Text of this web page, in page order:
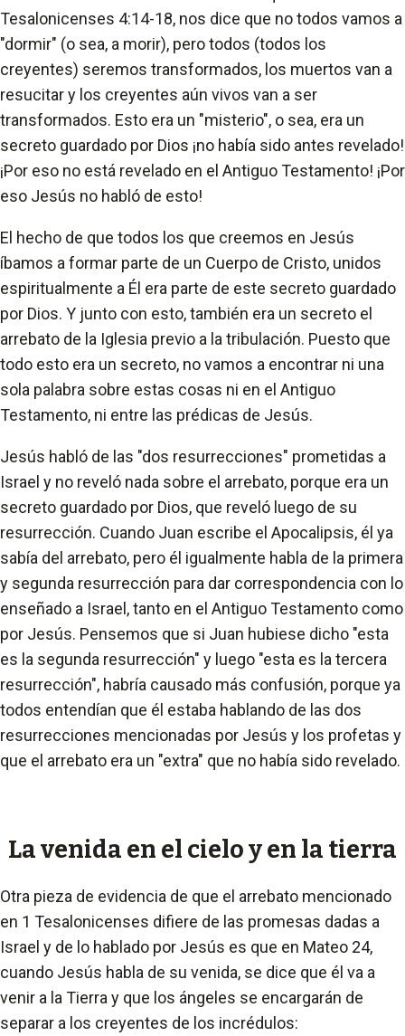
Tesalonicenses 4:14-18, nos dice que no todos vamos a
"dormir" (o sea, a morir), pero todos (todos los
creyentes) seremos transformados, los muertos van a
resucitar y los creyentes aún vivos van a ser
transformados. Esto era un "misterio", o sea, era un
secreto guardado por Dios ¡no había sido antes revelado!
¡Por eso no está revelado en el Antiguo Testamento! ¡Por
eso Jesús no habló de esto!
El hecho de que todos los que creemos en Jesús
íbamos a formar parte de un Cuerpo de Cristo, unidos
espiritualmente a Él era parte de este secreto guardado
por Dios. Y junto con esto, también era un secreto el
arrebato de la Iglesia previo a la tribulación. Puesto que
todo esto era un secreto, no vamos a encontrar ni una
sola palabra sobre estas cosas ni en el Antiguo
Testamento, ni entre las prédicas de Jesús.
Jesús habló de las "dos resurrecciones" prometidas a
Israel y no reveló nada sobre el arrebato, porque era un
secreto guardado por Dios, que reveló luego de su
resurrección. Cuando Juan escribe el Apocalipsis, él ya
sabía del arrebato, pero él igualmente habla de la primera
y segunda resurrección para dar correspondencia con lo
enseñado a Israel, tanto en el Antiguo Testamento como
por Jesús. Pensemos que si Juan hubiese dicho "esta
es la segunda resurrección" y luego "esta es la tercera
resurrección", habría causado más confusión, porque ya
todos entendían que él estaba hablando de las dos
resurrecciones mencionadas por Jesús y los profetas y
que el arrebato era un "extra" que no había sido revelado.
La venida en el cielo y en la tierra
Otra pieza de evidencia de que el arrebato mencionado
en 1 Tesalonicenses difiere de las promesas dadas a
Israel y de lo hablado por Jesús es que en Mateo 24,
cuando Jesús habla de su venida, se dice que él va a
venir a la Tierra y que los ángeles se encargarán de
separar a los creyentes de los incrédulos: